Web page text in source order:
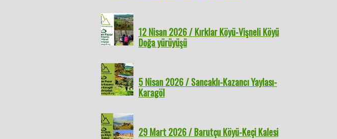
12 Nisan 2026 / Kırklar Köyü-Vişneli Köyü
Doğa yürüyüşü
5 Nisan 2026 / Sancaklı-Kazancı Yaylası-
Karagöl
29 Mart 2026 / Barutçu Köyü-Keçi Kalesi